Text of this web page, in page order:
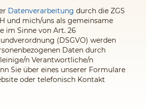
Datenverarbeitung durch die ZGS
und mich/uns als gemeinsame
im Sinne von Art. 26
(DSGVO) werden
Daten durch
n Verantwortliche/n
Sie über eines unserer Formulare
oder telefonisch Kontakt